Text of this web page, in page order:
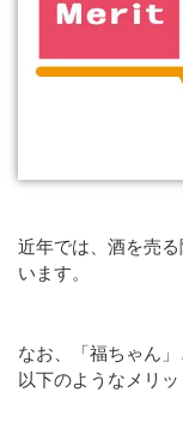
近年では、酒を売
います。
なお、「福ちゃん
以下のようなメリッ